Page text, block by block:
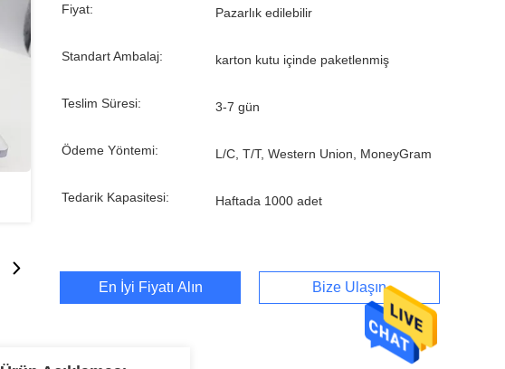
Fiyat: Pazarlık edilebilir
Standart Ambalaj: karton kutu içinde paketlenmiş
Teslim Süresi: 3-7 gün
Ödeme Yöntemi: L/C, T/T, Western Union, MoneyGram
Tedarik Kapasitesi: Haftada 1000 adet
En İyi Fiyatı Alın Bize Ulaşın